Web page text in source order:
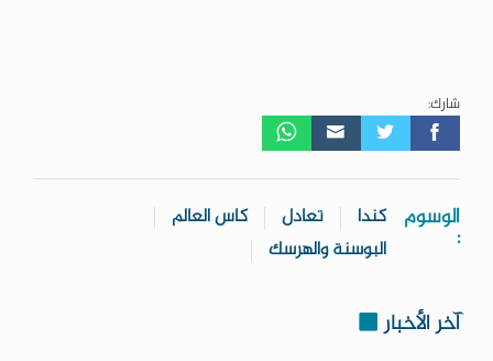
شارك:
الوسوم
:
كندا تعادل
كاس العالم
البوسنة والهرسك
آخر الأخبار